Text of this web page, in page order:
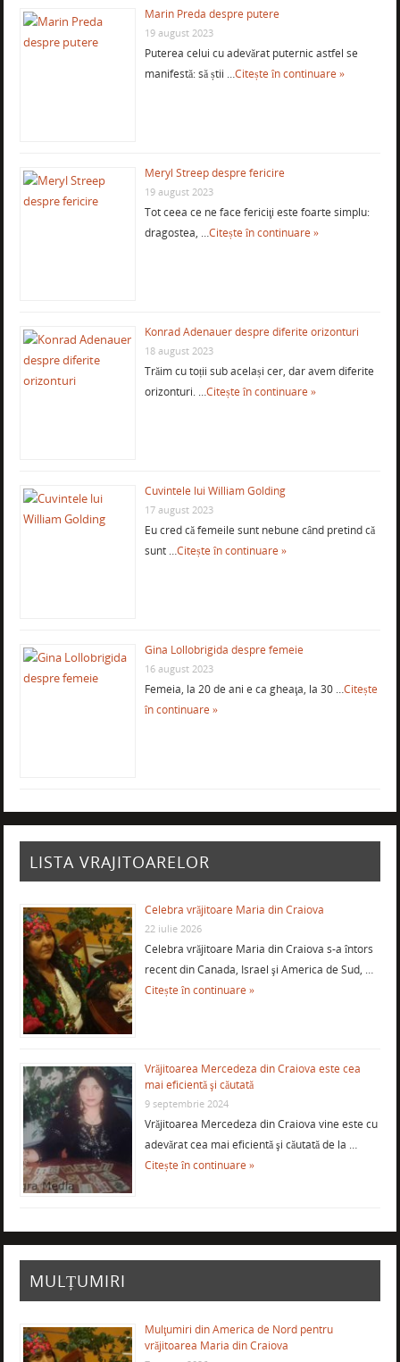
Marin Preda despre putere
19 august 2023
Puterea celui cu adevărat puternic astfel se
manifestă: să știi …Citește în continuare »
Meryl Streep despre fericire
19 august 2023
Tot ceea ce ne face fericiţi este foarte simplu:
dragostea, …Citește în continuare »
Konrad Adenauer despre diferite orizonturi
18 august 2023
Trăim cu toții sub același cer, dar avem diferite
orizonturi. …Citește în continuare »
Cuvintele lui William Golding
17 august 2023
Eu cred că femeile sunt nebune când pretind că
sunt …Citește în continuare »
Gina Lollobrigida despre femeie
16 august 2023
Femeia, la 20 de ani e ca gheaţa, la 30 …Citește
în continuare »
LISTA VRAJITOARELOR
Celebra vrăjitoare Maria din Craiova
22 iulie 2026
Celebra vrăjitoare Maria din Craiova s-a întors
recent din Canada, Israel şi America de Sud, …
Citește în continuare »
Vrăjitoarea Mercedeza din Craiova este cea
mai eficientă şi căutată
9 septembrie 2024
Vrăjitoarea Mercedeza din Craiova vine este cu
adevărat cea mai eficientă şi căutată de la …
Citește în continuare »
MULȚUMIRI
Mulţumiri din America de Nord pentru
vrăjitoarea Maria din Craiova